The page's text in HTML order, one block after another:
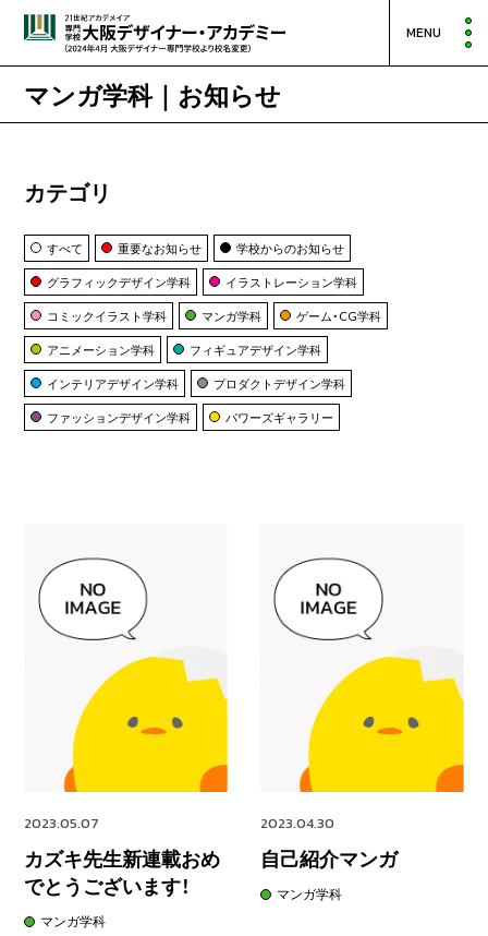
MENU
マンガ学科｜お知らせ
カテゴリ
すべて 重要なお知らせ
学校からのお知らせ
グラフィックデザイン学科
イラストレーション学科
コミックイラスト学科
マンガ学科
ゲーム・CG学科
アニメーション学科
フィギュアデザイン学科
インテリアデザイン学科
プロダクトデザイン学科
ファッションデザイン学科
パワーズギャラリー
2023.05.07
カズキ先生新連載おめ
でとうございます！
マンガ学科
2023.04.30
自己紹介マンガ
マンガ学科